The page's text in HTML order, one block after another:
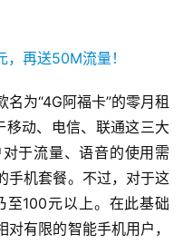
为“4G阿福卡”的零月租
动、电信、联通这三大
于流量、语音的使用需
手机套餐。不过，对于这
100元以上。在此基础
有限的智能手机用户，